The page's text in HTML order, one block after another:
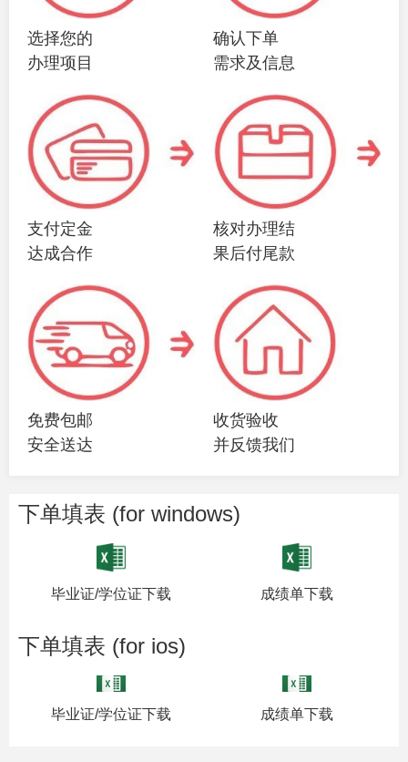
选择您的
办理项目
确认下单
需求及信息
支付定金
达成合作
核对办理结
果后付尾款
免费包邮
安全送达
收货验收
并反馈我们
下单填表 (for windows)
毕业证/学位证下载 成绩单下载
下单填表 (for ios)
毕业证/学位证下载 成绩单下载